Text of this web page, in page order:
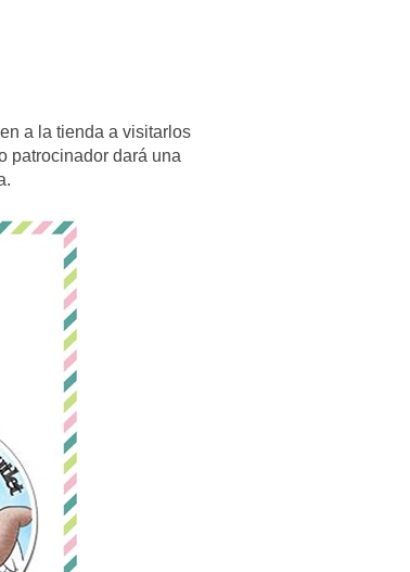
a la tienda a visitarlos
patrocinador dará una